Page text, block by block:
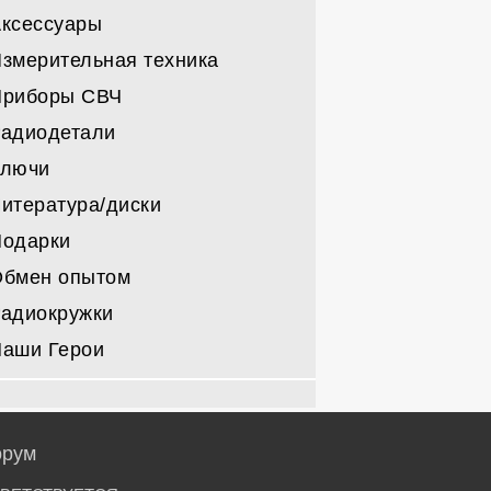
Усилители НЧ
Детали для усилителей
Другие радио лампы
техника
СВЧ
диски
опытом
Герои